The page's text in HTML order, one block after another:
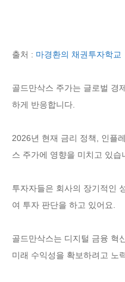
출처 : 마경환의 채권투자학교
골드만삭스 주가는 글로벌 경
하게 반응합니다.
2026년 현재 금리 정책, 인플
스 주가에 영향을 미치고 있습
투자자들은 회사의 장기적인
여 투자 판단을 하고 있어요.
골드만삭스는 디지털 금융 혁
미래 수익성을 확보하려고 노